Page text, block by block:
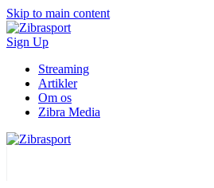
Skip to main content
Sign Up
Streaming
Artikler
Om os
Zibra Media